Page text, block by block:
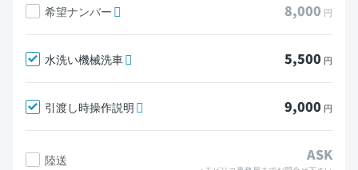
希望ナンバー 8,000 円
水洗い機械洗車 5,500 円
引渡し時操作説明 9,000 円
陸送 ASK